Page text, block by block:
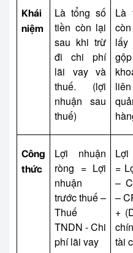
Khái
niệm
Là tổng số
tiền còn lại
sau khi trừ
đi chi phí
lãi vay và
thuế. (lợi
nhuận sau
thuế)
Là
Công
thức
Lợi nhuận
ròng = Lợi
nhuận
trước thuế –
Thuế
TNDN - Chi
phí lãi vay
Lợi
=
–
–
+
tài